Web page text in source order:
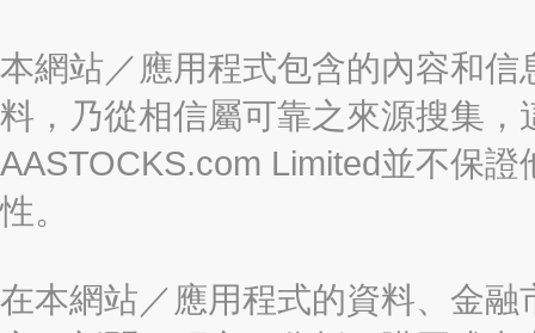
本網站／應用程式包含的內容和
料，乃從相信屬可靠之來源搜集
AASTOCKS.com Limited並不保
性。
在本網站／應用程式的資料、金